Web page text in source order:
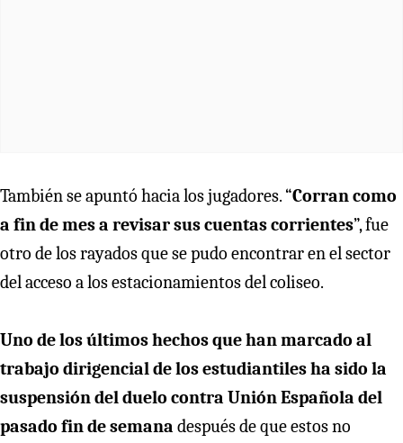
También se apuntó hacia los jugadores. “Corran como
a fin de mes a revisar sus cuentas corrientes”, fue
otro de los rayados que se pudo encontrar en el sector
del acceso a los estacionamientos del coliseo.
Uno de los últimos hechos que han marcado al
trabajo dirigencial de los estudiantiles ha sido la
suspensión del duelo contra Unión Española del
pasado fin de semana después de que estos no